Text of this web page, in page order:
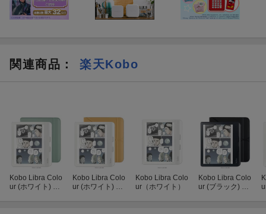
関連商品 ： 楽天Kobo
Kobo Libra Colo
ur (ホワイト) ベ
Kobo Libra Colo
ur (ホワイト) ス
Kobo Libra Colo
ur（ホワイト）
Kobo Libra Colo
ur (ブラック) ス